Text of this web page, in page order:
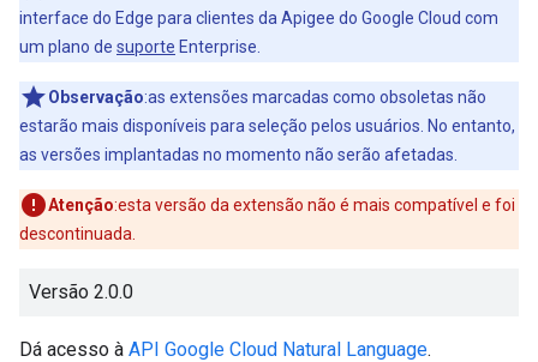
interface do Edge para clientes da Apigee do Google Cloud com
um plano de suporte Enterprise.
Observação:as extensões marcadas como obsoletas não
estarão mais disponíveis para seleção pelos usuários. No entanto,
as versões implantadas no momento não serão afetadas.
Atenção:esta versão da extensão não é mais compatível e foi
descontinuada.
Versão 2.0.0
Dá acesso à API Google Cloud Natural Language.